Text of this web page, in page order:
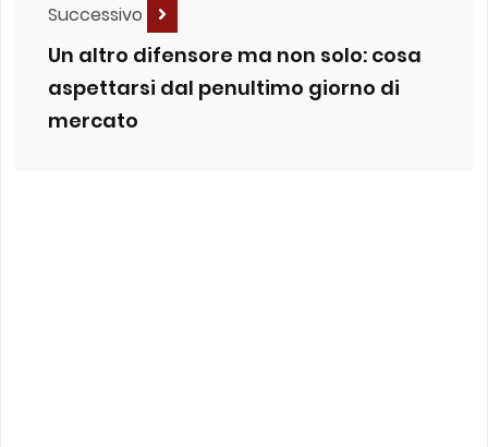
Successivo
Un altro difensore ma non solo: cosa
aspettarsi dal penultimo giorno di
mercato